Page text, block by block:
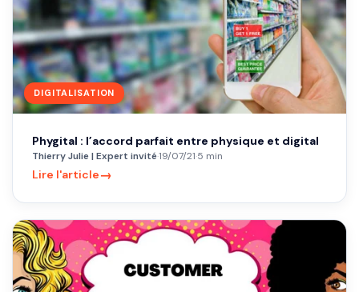
DIGITALISATION
Phygital : l’accord parfait entre physique et digital
Thierry Julie | Expert invité·19/07/21·5 min
Lire l'article→